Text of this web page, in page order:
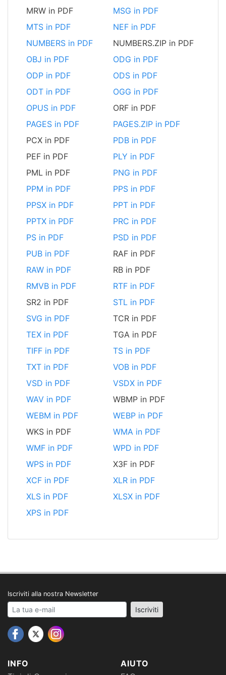
MRW in PDF
MSG in PDF
MTS in PDF
NEF in PDF
NUMBERS in PDF
NUMBERS.ZIP in PDF
OBJ in PDF
ODG in PDF
ODP in PDF
ODS in PDF
ODT in PDF
OGG in PDF
OPUS in PDF
ORF in PDF
PAGES in PDF
PAGES.ZIP in PDF
PCX in PDF
PDB in PDF
PEF in PDF
PLY in PDF
PML in PDF
PNG in PDF
PPM in PDF
PPS in PDF
PPSX in PDF
PPT in PDF
PPTX in PDF
PRC in PDF
PS in PDF
PSD in PDF
PUB in PDF
RAF in PDF
RAW in PDF
RB in PDF
RMVB in PDF
RTF in PDF
SR2 in PDF
STL in PDF
SVG in PDF
TCR in PDF
TEX in PDF
TGA in PDF
TIFF in PDF
TS in PDF
TXT in PDF
VOB in PDF
VSD in PDF
VSDX in PDF
WAV in PDF
WBMP in PDF
WEBM in PDF
WEBP in PDF
WKS in PDF
WMA in PDF
WMF in PDF
WPD in PDF
WPS in PDF
X3F in PDF
XCF in PDF
XLR in PDF
XLS in PDF
XLSX in PDF
XPS in PDF
INFO
AIUTO
Iscriviti alla nostra Newsletter
Your email address Iscriviti